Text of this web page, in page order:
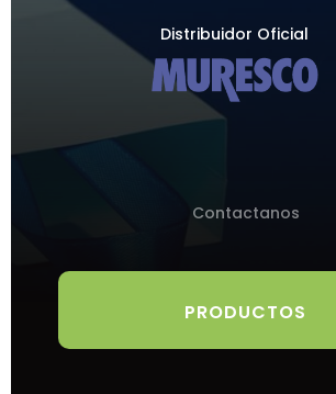
Distribuidor Oficial
Contactanos
PRODUCTOS